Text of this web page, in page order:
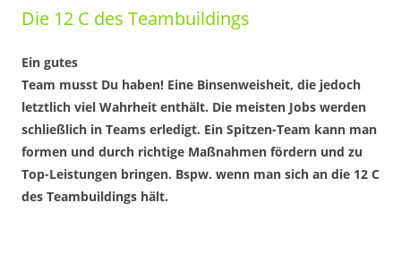
Die 12 C des Teambuildings
Ein gutes
Team musst Du haben! Eine Binsenweisheit, die jedoch
letztlich viel Wahrheit enthält. Die meisten Jobs werden
schließlich in Teams erledigt. Ein Spitzen-Team kann man
formen und durch richtige Maßnahmen fördern und zu
Top-Leistungen bringen. Bspw. wenn man sich an die 12 C
des Teambuildings hält.